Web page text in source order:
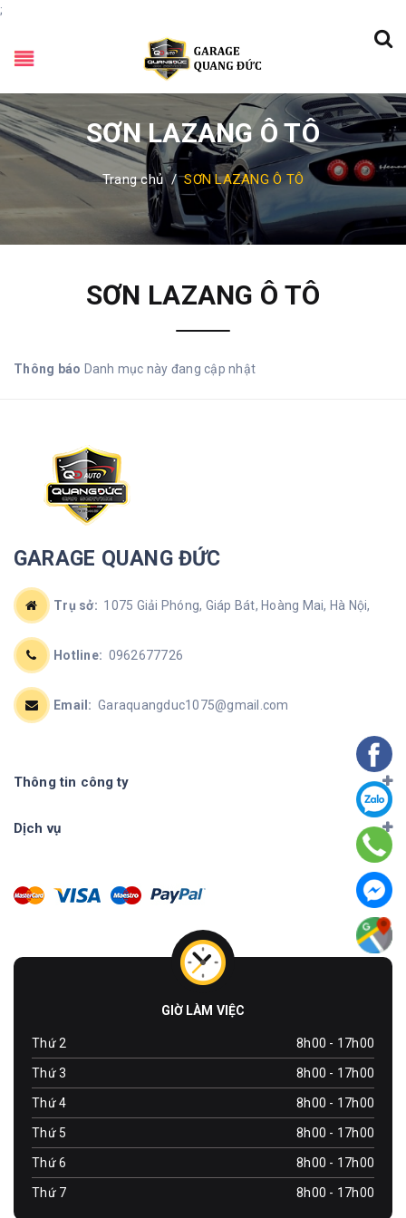
;
SƠN LAZANG Ô TÔ
Trang chủ / SƠN LAZANG Ô TÔ
SƠN LAZANG Ô TÔ
Thông báo Danh mục này đang cập nhật
GARAGE QUANG ĐỨC
Trụ sở: 1075 Giải Phóng, Giáp Bát, Hoàng Mai, Hà Nội,
Hotline: 0962677726
Email: Garaquangduc1075@gmail.com
Thông tin công ty
Dịch vụ
GIỜ LÀM VIỆC
Thứ 2 8h00 - 17h00
Thứ 3 8h00 - 17h00
Thứ 4 8h00 - 17h00
Thứ 5 8h00 - 17h00
Thứ 6 8h00 - 17h00
Thứ 7 8h00 - 17h00